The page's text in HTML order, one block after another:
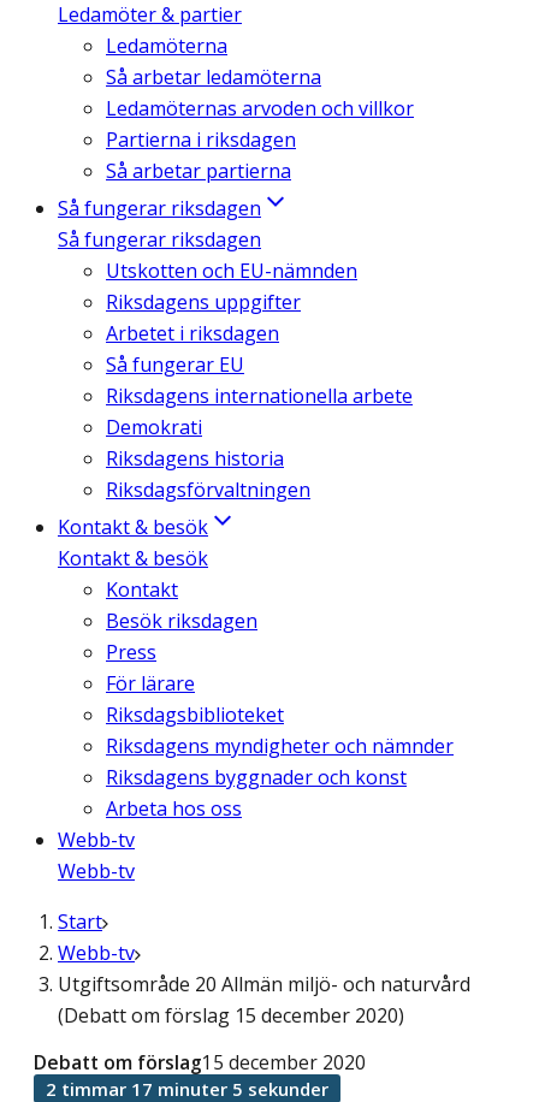
Ledamöter & partier
Ledamöterna
Så arbetar ledamöterna
Ledamöternas arvoden och villkor
Partierna i riksdagen
Så arbetar partierna
Så fungerar riksdagen
Så fungerar riksdagen
Utskotten och EU-nämnden
Riksdagens uppgifter
Arbetet i riksdagen
Så fungerar EU
Riksdagens internationella arbete
Demokrati
Riksdagens historia
Riksdagsförvaltningen
Kontakt & besök
Kontakt & besök
Kontakt
Besök riksdagen
Press
För lärare
Riksdagsbiblioteket
Riksdagens myndigheter och nämnder
Riksdagens byggnader och konst
Arbeta hos oss
Webb-tv
Webb-tv
Start
Webb-tv
Utgiftsområde 20 Allmän miljö- och naturvård
(Debatt om förslag 15 december 2020)
Debatt om förslag15 december 2020
2 timmar 17 minuter 5 sekunder